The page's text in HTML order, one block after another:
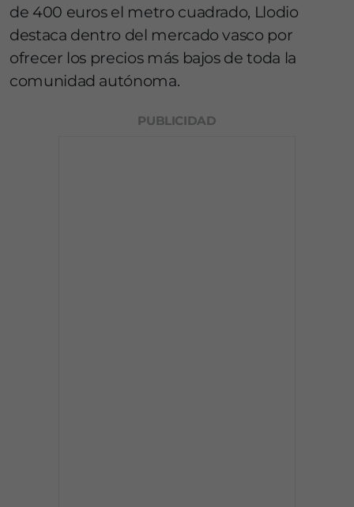
de 400 euros el metro cuadrado, Llodio
destaca dentro del mercado vasco por
ofrecer los precios más bajos de toda la
comunidad autónoma.
PUBLICIDAD